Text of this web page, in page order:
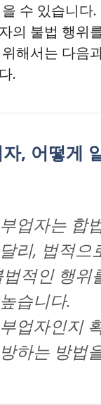
수 있습니다.
의 불법 행위
해서는 다음
.
, 어떻게
업자는 합
리, 법적으
적인 행위
습니다.
업자인지
하는 방법